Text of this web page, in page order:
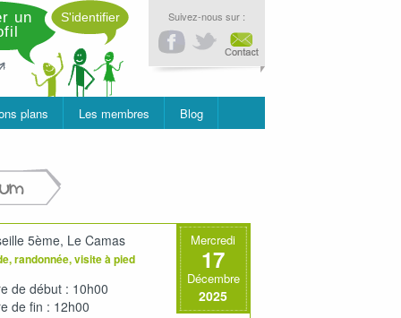
un
S'identifier Suivez-nous sur :
plans Les membres Blog
Mercredi
17
Décembre
2025
5ème, Le Camas
randonnée, visite à pied
de début : 10h00
de fin : 12h00